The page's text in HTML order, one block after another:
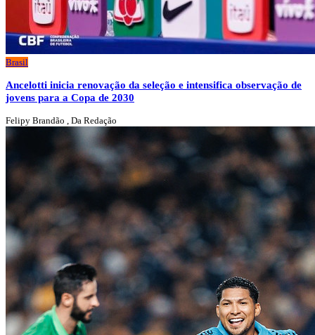
Brasil
Ancelotti inicia renovação da seleção e intensifica observação de
jovens para a Copa de 2030
Felipy Brandão , Da Redação